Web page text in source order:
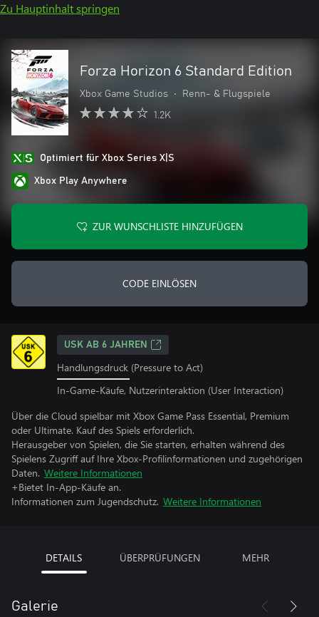
Zu Hauptinhalt springen
Forza Horizon 6 Standard Edition
Xbox Game Studios • Renn- & Flugspiele
1.2K
Optimiert für Xbox Series X|S
Xbox Play Anywhere
ZUR WUNSCHLISTE HINZUFÜGEN
CODE EINLÖSEN
USK AB 6 JAHREN
Handlungsdruck (Pressure to Act)
In-Game-Käufe, Nutzerinteraktion (User Interaction)
Über die Cloud spielbar mit Xbox Game Pass Essential, Premium
oder Ultimate. Kauf des Spiels erforderlich.
Herausgeber von Spielen, die Sie starten, erhalten während des
Spielens Zugriff auf Ihre Xbox-Profilinformationen und zugehörigen
Daten. Weitere Informationen
+Bietet In-App-Käufe an.
Informationen zum Jugendschutz. Weitere Informationen
DETAILS ÜBERPRÜFUNGEN MEHR
Galerie